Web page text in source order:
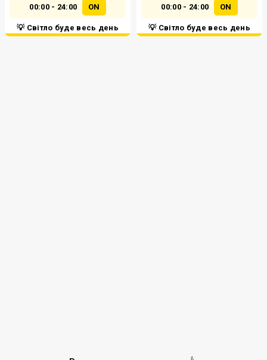
00:00 - 24:00 ON
💡 Світло буде весь день
00:00 - 24:00 ON
💡 Світло буде весь день